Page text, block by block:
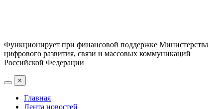
Функционирует при финансовой поддержке Министерства
цифрового развития, связи и массовых коммуникаций
Российской Федерации
×
Главная
Лента новостей